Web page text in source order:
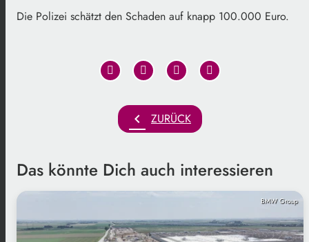
Die Polizei schätzt den Schaden auf knapp 100.000 Euro.
chevron_left ZURÜCK
Das könnte Dich auch interessieren
BMW Group